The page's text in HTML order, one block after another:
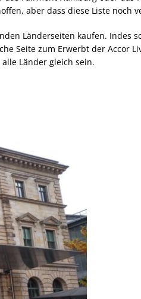
aber dass diese Liste noch
Länderseiten kaufen. Indes
Seite zum Erwerbt der Accor
Länder gleich sein.